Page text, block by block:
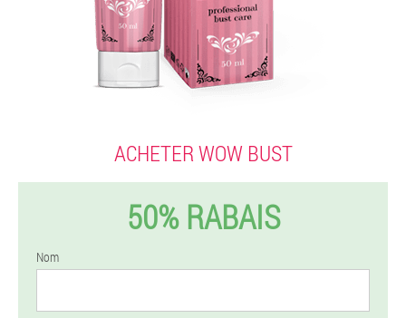
ACHETER WOW BUST
50% RABAIS
Nom